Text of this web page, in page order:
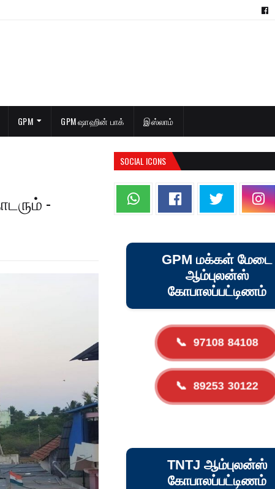
GPM GPM ஷாஹின் பாக் இஸ்லாம்
-
SOCIAL ICONS
GPM மக்கள் மேடை
ஆம்புலன்ஸ்
கோபாலப்பட்டிணம்
📞 97108 84108
📞 89253 30122
TNTJ ஆம்புலன்ஸ்
கோபாலப்பட்டிணம்